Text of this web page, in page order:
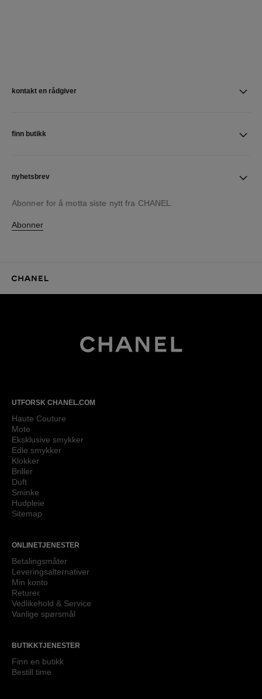
kontakt en rådgiver
finn butikk
nyhetsbrev
Abonner for å motta siste nytt fra CHANEL.
Abonner
UTFORSK CHANEL.COM
Haute Couture
Mote
Eksklusive smykker
Edle smykker
Klokker
Briller
Duft
Sminke
Hudpleie
Sitemap
ONLINETJENESTER
Betalingsmåter
Leveringsalternativer
Min konto
Returer
Vedlikehold & Service
Vanlige spørsmål
BUTIKKTJENESTER
Finn en butikk
Bestill time